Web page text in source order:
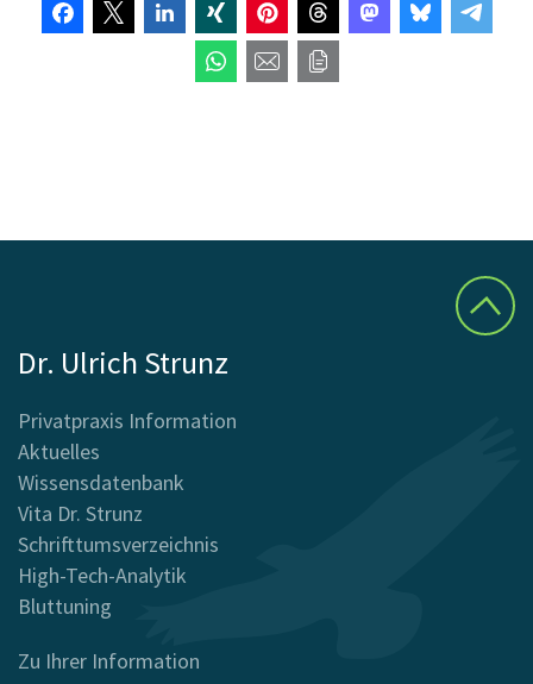
Dr. Ulrich Strunz
Privatpraxis Information
Aktuelles
Wissensdatenbank
Vita Dr. Strunz
Schrifttumsverzeichnis
High-Tech-Analytik
Bluttuning
Zu Ihrer Information